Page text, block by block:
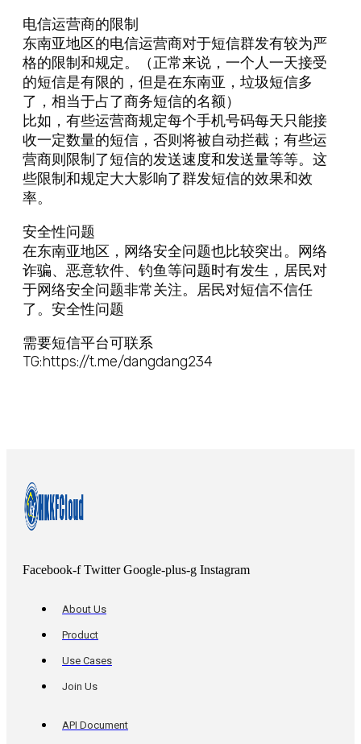
电信运营商的限制
东南亚地区的电信运营商对于短信群发有较为严
格的限制和规定。（正常来说，一个人一天接受
的短信是有限的，但是在东南亚，垃圾短信多
了，相当于占了商务短信的名额）
比如，有些运营商规定每个手机号码每天只能接
收一定数量的短信，否则将被自动拦截；有些运
营商则限制了短信的发送速度和发送量等等。这
些限制和规定大大影响了群发短信的效果和效
率。
安全性问题
在东南亚地区，网络安全问题也比较突出。网络
诈骗、恶意软件、钓鱼等问题时有发生，居民对
于网络安全问题非常关注。居民对短信不信任
了。安全性问题
需要短信平台可联系
TG:https://t.me/dangdang234
Facebook-f Twitter Google-plus-g Instagram
About Us
Product
Use Cases
Join Us
API Document